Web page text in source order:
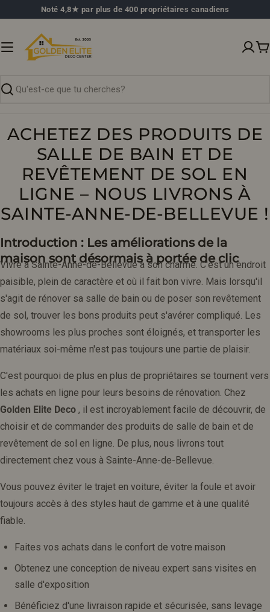
au
Noté 4,8★ par plus de 400 propriétaires canadiens
Recherche
ACHETEZ DES PRODUITS DE
SALLE DE BAIN ET DE
REVÊTEMENT DE SOL EN
LIGNE – NOUS LIVRONS À
SAINTE-ANNE-DE-BELLEVUE !
Introduction : Les améliorations de la
maison sont désormais à portée de clic
Vivre à Sainte-Anne-de-Bellevue a son charme. C'est un endroit
paisible, plein de caractère et où il fait bon vivre. Mais lorsqu'il
s'agit de rénover sa salle de bain ou de poser son revêtement
de sol, trouver les bons produits peut s'avérer compliqué. Les
showrooms les plus proches sont éloignés, et transporter les
matériaux soi-même n'est pas toujours une partie de plaisir.
C'est pourquoi de plus en plus de propriétaires se tournent vers
les achats en ligne pour leurs besoins de rénovation. Chez
Golden Elite Deco , il est incroyablement facile de découvrir, de
choisir et de commander des produits de salle de bain et de
revêtement de sol en ligne. De plus, nous livrons tout
directement chez vous à Sainte-Anne-de-Bellevue.
Vous pouvez éviter le trajet en voiture, éviter la foule et avoir
toujours accès à des styles haut de gamme et à une qualité
fiable.
Faites vos achats dans le confort de votre maison
Obtenez une conception de niveau expert sans visites en
salle d'exposition
Bénéficiez d'une livraison rapide et sécurisée, sans levage